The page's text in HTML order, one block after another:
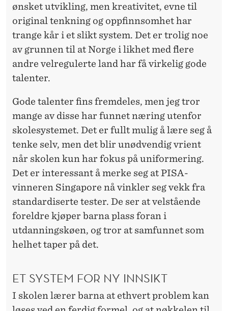
ønsket utvikling, men kreativitet, evne til
original tenkning og oppfinnsomhet har
trange kår i et slikt system. Det er trolig noe
av grunnen til at Norge i likhet med flere
andre velregulerte land har få virkelig gode
talenter.
Gode talenter fins fremdeles, men jeg tror
mange av disse har funnet næring utenfor
skolesystemet. Det er fullt mulig å lære seg å
tenke selv, men det blir unødvendig vrient
når skolen kun har fokus på uniformering.
Det er interessant å merke seg at PISA-
vinneren Singapore nå vinkler seg vekk fra
standardiserte tester. De ser at velstående
foreldre kjøper barna plass foran i
utdanningskøen, og tror at samfunnet som
helhet taper på det.
ET SYSTEM FOR NY INNSIKT
I skolen lærer barna at ethvert problem kan